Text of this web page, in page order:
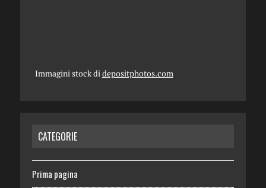
Immagini stock didepositphotos.com
CATEGORIE
Prima pagina